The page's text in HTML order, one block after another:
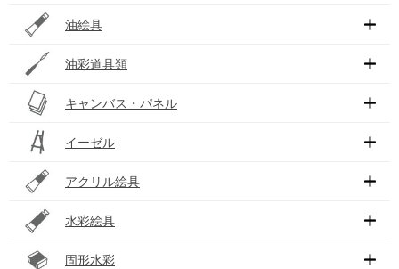
油絵具
油彩道具類
キャンバス・パネル
イーゼル
アクリル絵具
水彩絵具
固形水彩